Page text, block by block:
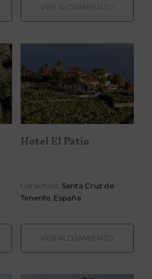
VER ALOJAMIENTO
Hotel El Patio
Hotel El Patio
Garachico, Santa Cruz de
Tenerife. España
VER ALOJAMIENTO